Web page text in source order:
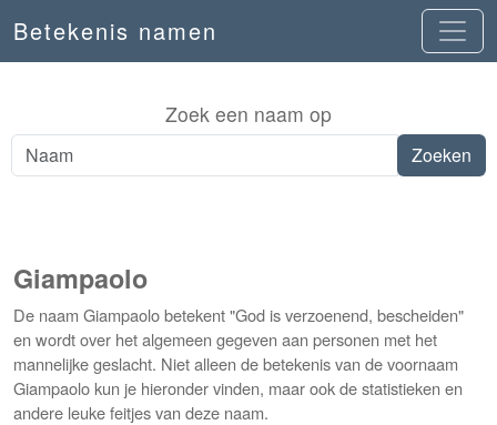
Betekenis namen
Zoek een naam op
Giampaolo
De naam Giampaolo betekent "God is verzoenend, bescheiden"
en wordt over het algemeen gegeven aan personen met het
mannelijke geslacht. Niet alleen de betekenis van de voornaam
Giampaolo kun je hieronder vinden, maar ook de statistieken en
andere leuke feitjes van deze naam.